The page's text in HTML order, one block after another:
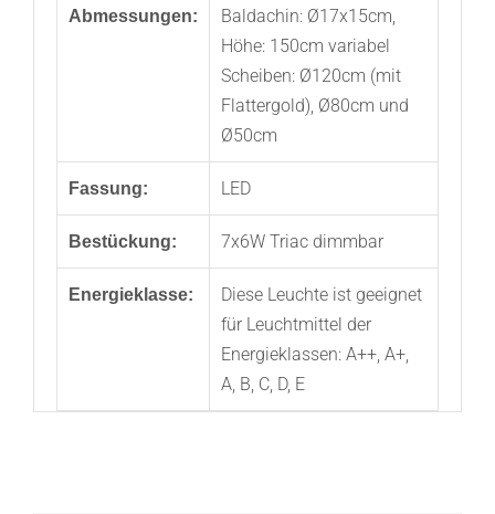
Abmessungen:
Baldachin: Ø17x15cm,
Höhe: 150cm variabel
Scheiben: Ø120cm (mit
Flattergold), Ø80cm und
Ø50cm
Fassung: LED
Bestückung: 7x6W Triac dimmbar
Energieklasse:
Diese Leuchte ist geeignet
für Leuchtmittel der
Energieklassen: A++, A+,
A, B, C, D, E